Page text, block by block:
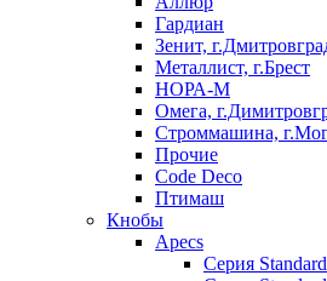
Гардиан
Зенит,
Металлист, г.Брест
НОРА-М
Омега,
Строммашина,
Прочие
Code Deco
Птимаш
Кнобы
Apecs
Серия